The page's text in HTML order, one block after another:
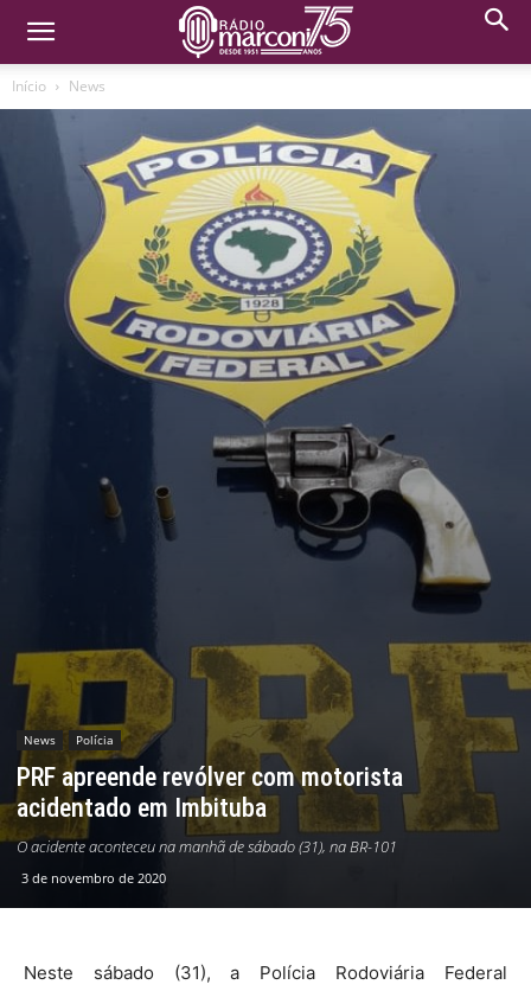
Início News
News Polícia
PRF apreende revólver com motorista
acidentado em Imbituba
O acidente aconteceu na manhã de sábado (31), na BR-101
3 de novembro de 2020
Neste sábado (31), a Polícia Rodoviária Federal